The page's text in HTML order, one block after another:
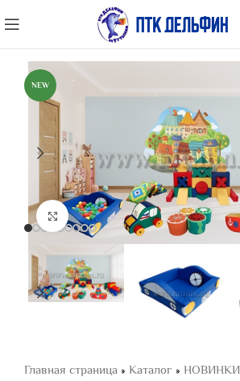
NEW
Нажмите, чтобы увеличить
Главная страница » Каталог » НОВИНКИ